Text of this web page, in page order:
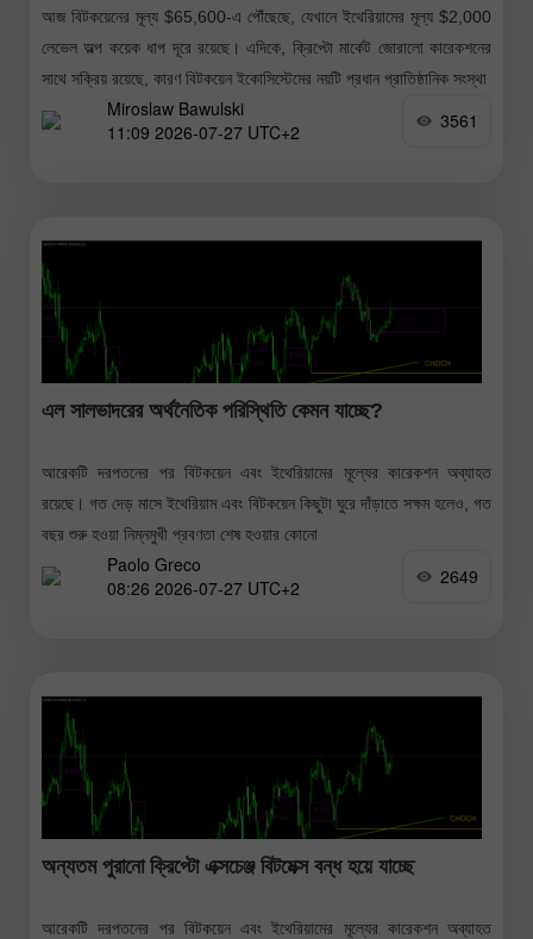
আজ বিটকয়েনের মূল্য $65,600-এ পৌঁছেছে, যেখানে ইথেরিয়ামের মূল্য $2,000
লেভেল অল্প কয়েক ধাপ দূরে রয়েছে। এদিকে, ক্রিপ্টো মার্কেট জোরালো কারেকশনের
সাথে সক্রিয় রয়েছে, কারণ বিটকয়েন ইকোসিস্টেমের নয়টি প্রধান প্রাতিষ্ঠানিক সংস্থা
Miroslaw Bawulski
11:09 2026-07-27 UTC+2
3561
এল সালভাদরের অর্থনৈতিক পরিস্থিতি কেমন যাচ্ছে?
আরেকটি দরপতনের পর বিটকয়েন এবং ইথেরিয়ামের মূল্যের কারেকশন অব্যাহত
রয়েছে। গত দেড় মাসে ইথেরিয়াম এবং বিটকয়েন কিছুটা ঘুরে দাঁড়াতে সক্ষম হলেও, গত
বছর শুরু হওয়া নিম্নমুখী প্রবণতা শেষ হওয়ার কোনো
Paolo Greco
08:26 2026-07-27 UTC+2
2649
অন্যতম পুরানো ক্রিপ্টো এক্সচেঞ্জ বিটমেক্স বন্ধ হয়ে যাচ্ছে
আরেকটি দরপতনের পর বিটকয়েন এবং ইথেরিয়ামের মূল্যের কারেকশন অব্যাহত